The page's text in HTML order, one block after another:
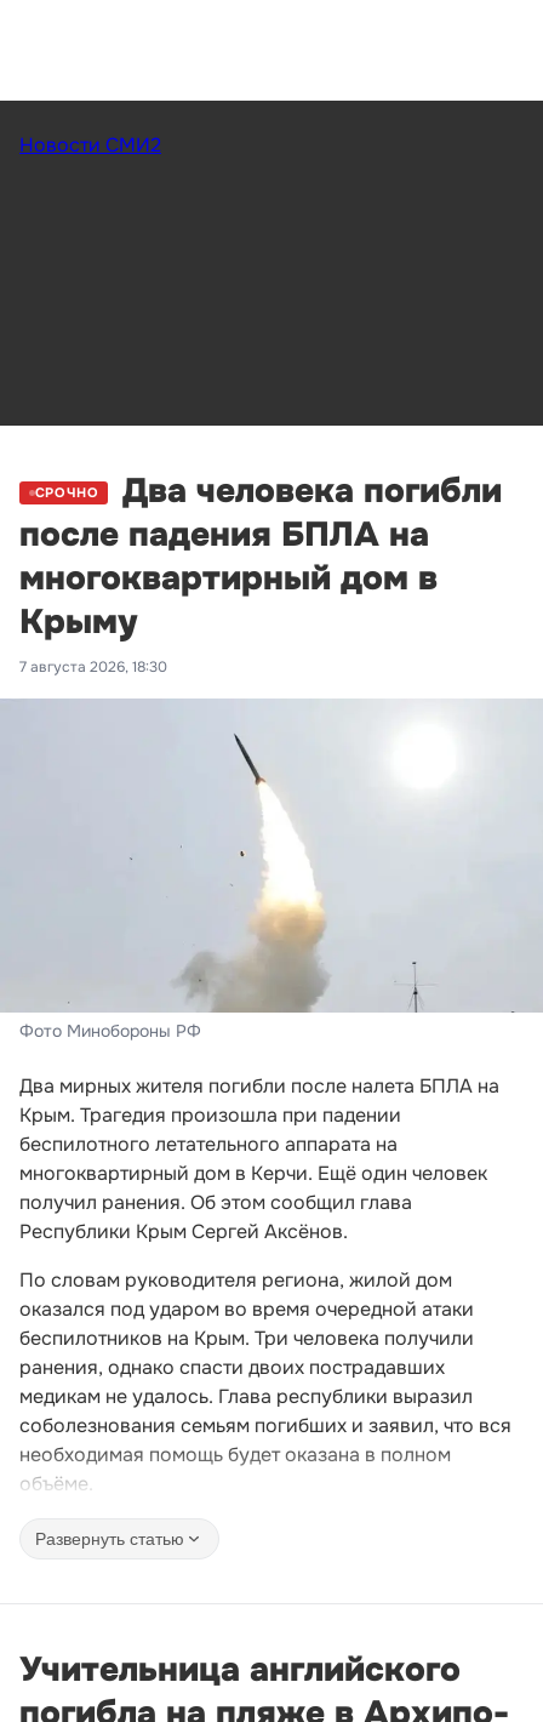
Новости СМИ2
СРОЧНО
Два человека погибли
после падения БПЛА на
многоквартирный дом в
Крыму
7 августа 2026, 18:30
Фото Минобороны РФ
Два мирных жителя погибли после налета БПЛА на
Крым. Трагедия произошла при падении
беспилотного летательного аппарата на
многоквартирный дом в Керчи. Ещё один человек
получил ранения. Об этом сообщил глава
Республики Крым Сергей Аксёнов.
По словам руководителя региона, жилой дом
оказался под ударом во время очередной атаки
беспилотников на Крым. Три человека получили
ранения, однако спасти двоих пострадавших
медикам не удалось. Глава республики выразил
соболезнования семьям погибших и заявил, что вся
необходимая помощь будет оказана в полном
объёме.
Развернуть статью
Учительница английского